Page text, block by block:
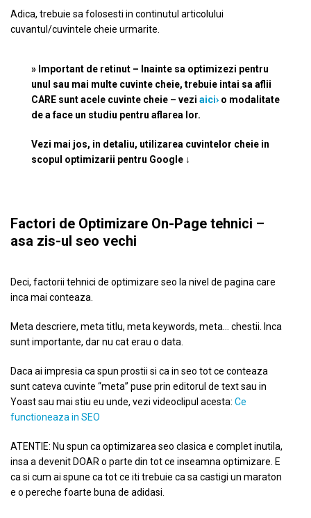
Adica, trebuie sa folosesti in continutul articolului
cuvantul/cuvintele cheie urmarite.
» Important de retinut – Inainte sa optimizezi pentru
unul sau mai multe cuvinte cheie, trebuie intai sa aflii
CARE sunt acele cuvinte cheie – vezi aici› o modalitate
de a face un studiu pentru aflarea lor.
Vezi mai jos, in detaliu, utilizarea cuvintelor cheie in
scopul optimizarii pentru Google ↓
Factori de Optimizare On-Page tehnici –
asa zis-ul seo vechi
Deci, factorii tehnici de optimizare seo la nivel de pagina care
inca mai conteaza.
Meta descriere, meta titlu, meta keywords, meta… chestii. Inca
sunt importante, dar nu cat erau o data.
Daca ai impresia ca spun prostii si ca in seo tot ce conteaza
sunt cateva cuvinte “meta” puse prin editorul de text sau in
Yoast sau mai stiu eu unde, vezi videoclipul acesta: Ce
functioneaza in SEO
ATENTIE: Nu spun ca optimizarea seo clasica e complet inutila,
insa a devenit DOAR o parte din tot ce inseamna optimizare. E
ca si cum ai spune ca tot ce iti trebuie ca sa castigi un maraton
e o pereche foarte buna de adidasi.